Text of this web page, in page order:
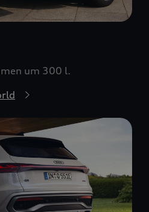
um 300 l.